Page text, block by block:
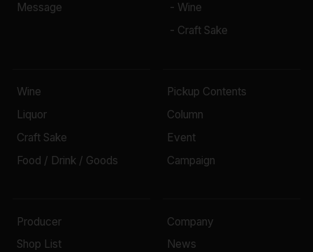
Message
- Wine
- Craft Sake
Wine
Liquor
Craft Sake
Food / Drink / Goods
Pickup Contents
Column
Event
Campaign
Producer
Shop List
Company
News